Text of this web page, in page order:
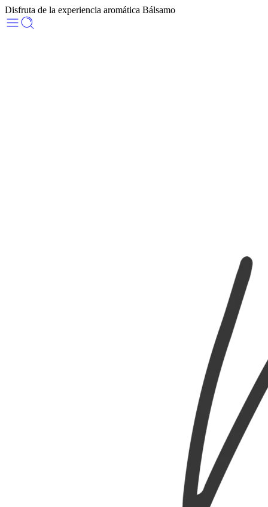
Disfruta de la experiencia aromática Bálsamo